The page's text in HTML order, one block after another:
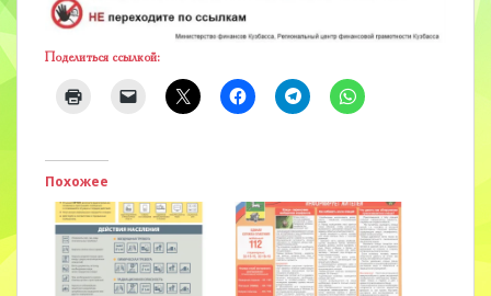
Поделиться ссылкой:
Похожее